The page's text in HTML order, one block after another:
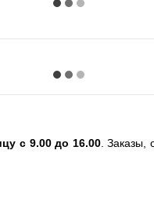
с 9.00 до 16.00. Заказы,